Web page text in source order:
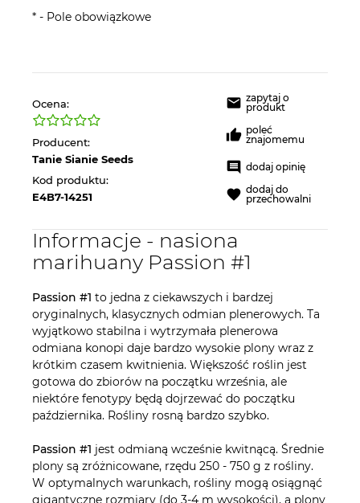
* - Pole obowiązkowe
Ocena:
Producent:
Tanie Sianie Seeds
Kod produktu:
E4B7-14251
zapytaj o
produkt
poleć
znajomemu
dodaj opinię
dodaj do
przechowalni
Informacje - nasiona
marihuany Passion #1
Passion #1 to jedna z ciekawszych i bardzej
oryginalnych, klasycznych odmian plenerowych. Ta
wyjątkowo stabilna i wytrzymała plenerowa
odmiana konopi daje bardzo wysokie plony wraz z
krótkim czasem kwitnienia. Większość roślin jest
gotowa do zbiorów na początku września, ale
niektóre fenotypy będą dojrzewać do początku
października. Rośliny rosną bardzo szybko.
Passion #1 jest odmianą wcześnie kwitnącą. Średnie
plony są zróżnicowane, rzędu 250 - 750 g z rośliny.
W optymalnych warunkach, rośliny mogą osiągnąć
gigantyczne rozmiary (do 3-4 m wysokości), a plony